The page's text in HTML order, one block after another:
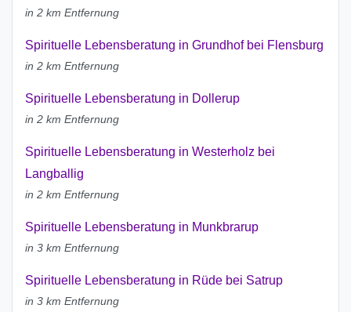
in 2 km Entfernung
Spirituelle Lebensberatung in Grundhof bei Flensburg
in 2 km Entfernung
Spirituelle Lebensberatung in Dollerup
in 2 km Entfernung
Spirituelle Lebensberatung in Westerholz bei
Langballig
in 2 km Entfernung
Spirituelle Lebensberatung in Munkbrarup
in 3 km Entfernung
Spirituelle Lebensberatung in Rüde bei Satrup
in 3 km Entfernung